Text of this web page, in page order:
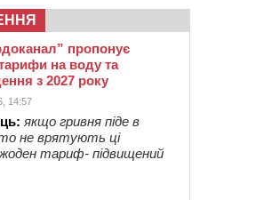
пропонує
на воду та
з 2027 року
14:57
якщо гривня піде в
не врятують ці
тариф- підвищений